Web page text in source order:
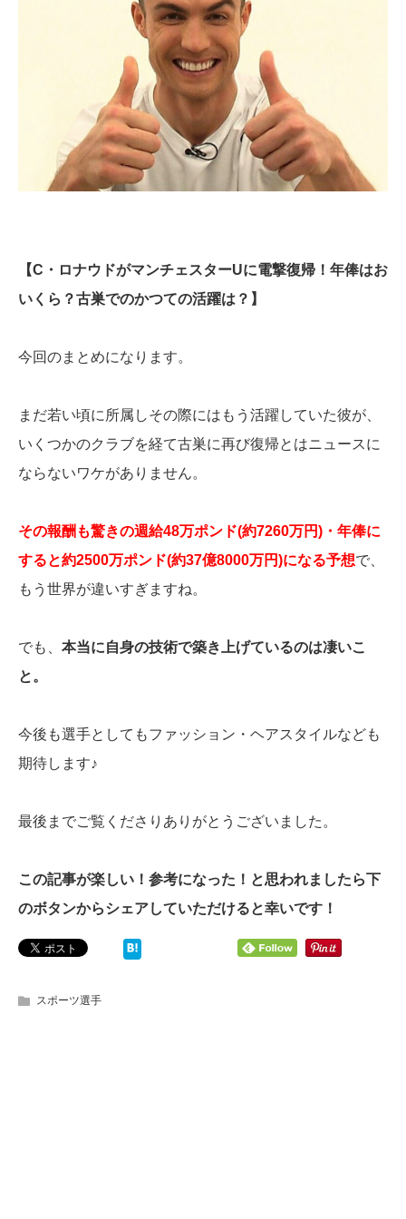
【C・ロナウドがマンチェスターUに電撃復帰！年俸はお
いくら？古巣でのかつての活躍は？】
今回のまとめになります。
まだ若い頃に所属しその際にはもう活躍していた彼が、
いくつかのクラブを経て古巣に再び復帰とはニュースに
ならないワケがありません。
その報酬も驚きの週給48万ポンド(約7260万円)・年俸に
すると約2500万ポンド(約37億8000万円)になる予想で、
もう世界が違いすぎますね。
でも、 本当に自身の技術で築き上げているのは凄いこ
と。
今後も選手としてもファッション・ヘアスタイルなども
期待します♪
最後までご覧くださりありがとうございました。
この記事が楽しい！参考になった！と思われましたら下
のボタンからシェアしていただけると幸いです！
スポーツ選手